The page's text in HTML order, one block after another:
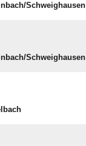
​Schweighausen
​Schweighausen